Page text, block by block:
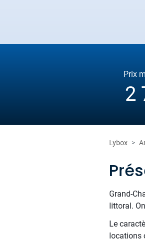
Prix
2
Lybox
Grand-
littoral.
Le
locations